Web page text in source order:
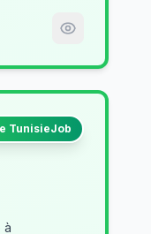
TunisieJob
à